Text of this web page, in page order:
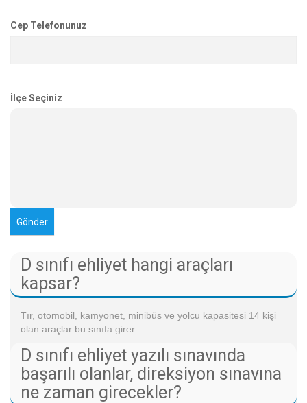
Cep Telefonunuz
İlçe Seçiniz
D sınıfı ehliyet hangi araçları
kapsar?
Tır, otomobil, kamyonet, minibüs ve yolcu kapasitesi 14 kişi
olan araçlar bu sınıfa girer.
D sınıfı ehliyet yazılı sınavında
başarılı olanlar, direksiyon sınavına
ne zaman girecekler?